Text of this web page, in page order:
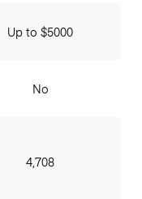
Up to $5000
No
4,708